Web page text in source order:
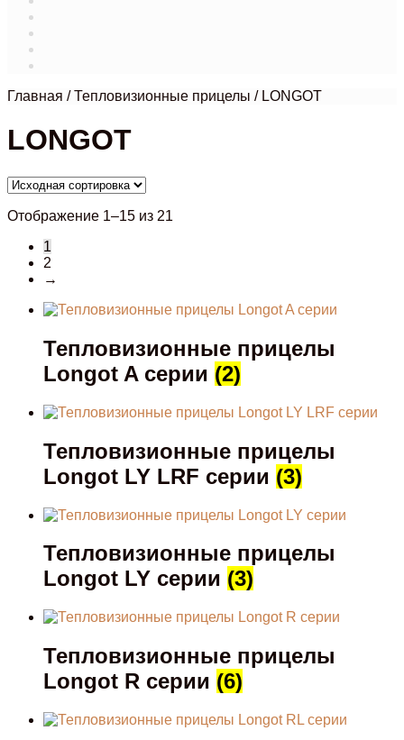
Главная /Тепловизионные прицелы / LONGOT
LONGOT
Отображение 1–15 из 21
1
2
→
Тепловизионные прицелы
Longot A серии (2)
Тепловизионные прицелы
Longot LY LRF серии (3)
Тепловизионные прицелы
Longot LY серии (3)
Тепловизионные прицелы
Longot R серии (6)